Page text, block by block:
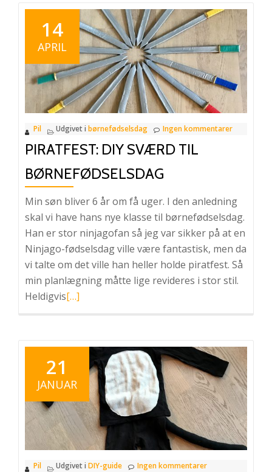
14
APRIL
Pil Udgivet i børnefødselsdag Ingen kommentarer
PIRATFEST: DIY SVÆRD TIL
BØRNEFØDSELSDAG
Min søn bliver 6 år om få uger. I den anledning
skal vi have hans nye klasse til børnefødselsdag.
Han er stor ninjagofan så jeg var sikker på at en
Ninjago-fødselsdag ville være fantastisk, men da
vi talte om det ville han heller holde piratfest. Så
min planlægning måtte lige revideres i stor stil.
HeldigvisLæs
børnefødselsdag
[…]
21
JANUAR
Pil Udgivet i DIY-guide Ingen kommentarer